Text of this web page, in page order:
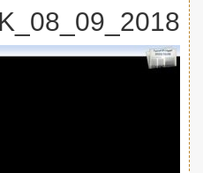
2018_09_08_Art_Providing_medicines_is_the_duty_of_the_state_AR_OK